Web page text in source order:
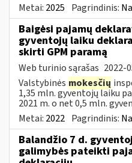
Metai: 2025 Pagrindinis:
Baigėsi pajamų
gyventojų laiku
skirti GPM paramą
Web turinio sąrašas 2022-
Valstybinės mokesčių
1,35 mln. gyventojų laiku
2021 m. o net 0,5 mln.
Metai: 2022 Pagrindinis:
Balandžio 7 d.
galimybės pateikti